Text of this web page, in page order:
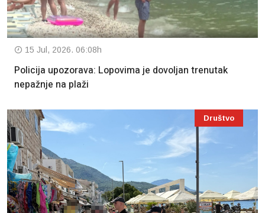
15 Jul, 2026. 06:08h
Policija upozorava: Lopovima je dovoljan trenutak
nepažnje na plaži
Društvo